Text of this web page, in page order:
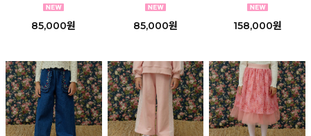
85,000원 85,000원 158,000원